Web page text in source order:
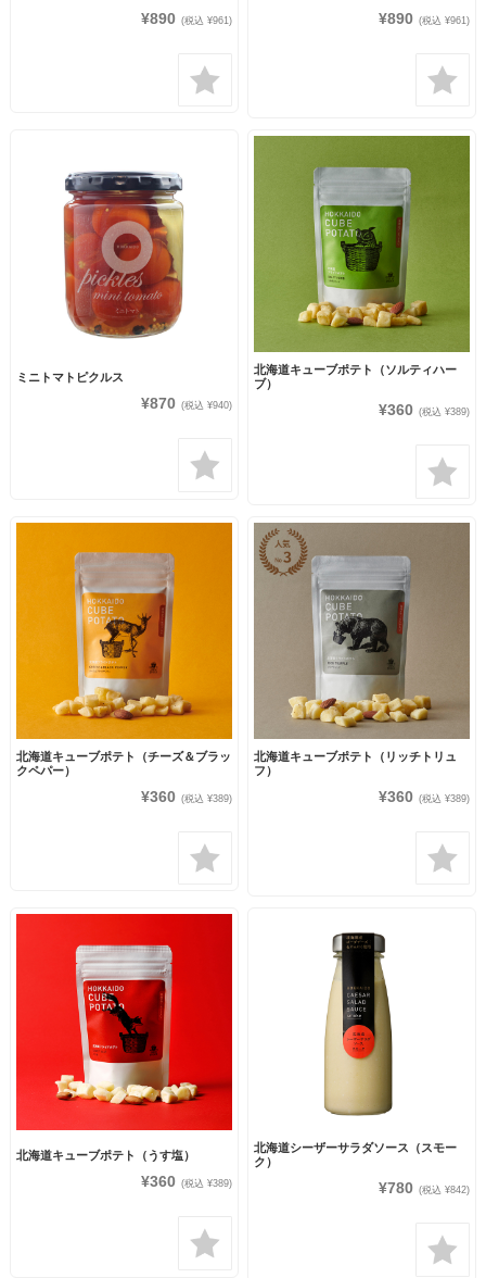
¥890 (税込 ¥961) ¥890 (税込 ¥961)
ミニトマトピクルス
¥870 (税込 ¥940)
北海道キューブポテト（ソルティハー
ブ）
¥360 (税込 ¥389)
北海道キューブポテト（チーズ＆ブラッ
クペパー）
¥360 (税込 ¥389)
北海道キューブポテト（リッチトリュ
フ）
¥360 (税込 ¥389)
北海道キューブポテト（うす塩）
¥360 (税込 ¥389)
北海道シーザーサラダソース（スモー
ク）
¥780 (税込 ¥842)